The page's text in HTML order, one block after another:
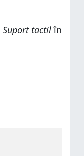
Suport tactilîn